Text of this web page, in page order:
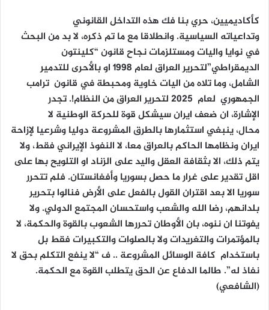
كأكاديميين، حري بنا فك هذه التداخل القانوني
وتداعياته السياسية. وانطلاقا مع ما تم ذكره، لا بد من البحث
في نوايا واليات ومستلزمات نجاح قانون “كلينتون
الديمقراطي”لتحرير العراق لعام 1998 او بالأحرى للتدمير
الشامل، وما تلاه من اليات خاوية ومحبطة في قانون ترامب
الجمهوري لعام 2025 لتحرير العراق من النظام!. تجدر
الإشارة، ان ضعف ايران سيشكل قوة للحركة الوطنية لا
محال، ينبغي استثمارها بالطرق المشروعة دوليا وشرعيا لإزاحة
ايران ونظامها الحاكم بالعراق معا، لا النفوذ الإيراني فقط، ولا
يتم ذلك، الا بثقافة العقل واليد على الزناد او التلويح بها على
اقل تقدير على غرار ما حصل بسوريا وأفغانستان. فلم تتحرر
سوريا الا بعد اقترانالقول بالفعل على الأرضفنالوا بتحرير
بلدانهم، رضا الله والشعب واستحسان المجتمع الدولي. ولا
يفوتنا ان ننوه، بان الأوطان تحررها الشعوب بالقوة والحكمة، لا
بالمؤتمرات والتغريدات ولا بالصلوات والتكبيرات فقط بل
باستخدام كافة الوسائل المشروعة .. ف “لا ينفع التكلم بحق لا
نفاذ له”. طالما الدفاع عن الحق يتطلب القوة مع الحكمة.
(الشافعي)